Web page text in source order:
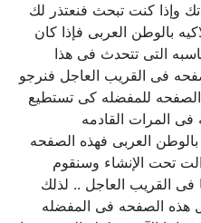
وإذا كنت تبحث فنعتذر لك
بالوطن العربى فإذا كان
التى تتحدث فى هذا
فى القريب العاجل فنرجو
للمفضله كى تستطيع
المرات القادمه
العربى فهذه الصفحه
تحت الإنشاء وسنقوم
فى القريب العاجل .. لذلك
الصفحه فى المفضله